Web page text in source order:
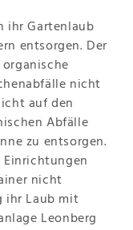
ihr Gartenlaub
entsorgen. Der
nicht
auf den
Abfälle
zu entsorgen.
nicht
ihr Laub mit
Leonberg